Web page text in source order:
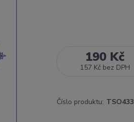
190 Kč
157 Kč bez DPH
Číslo produktu: TSO433